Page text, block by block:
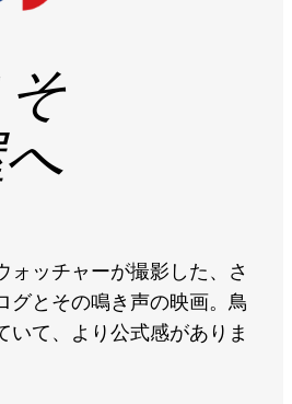
ォッチャーが撮影した、さ
グとその鳴き声の映画。鳥
いて、より公式感がありま